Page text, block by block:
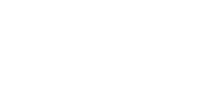
европейской части России[3]. С 1957